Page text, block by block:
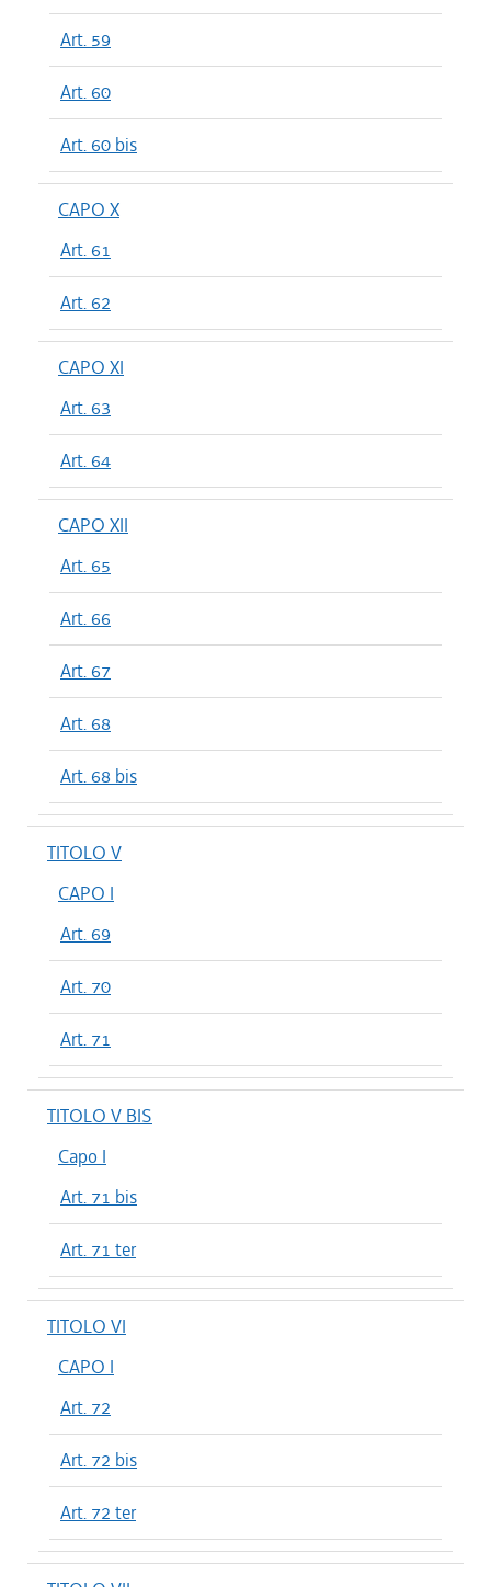
Art. 59
Art. 60
Art. 60 bis
CAPO X
Art. 61
Art. 62
CAPO XI
Art. 63
Art. 64
CAPO XII
Art. 65
Art. 66
Art. 67
Art. 68
Art. 68 bis
TITOLO V
CAPO I
Art. 69
Art. 70
Art. 71
TITOLO V BIS
Capo I
Art. 71 bis
Art. 71 ter
TITOLO VI
CAPO I
Art. 72
Art. 72 bis
Art. 72 ter